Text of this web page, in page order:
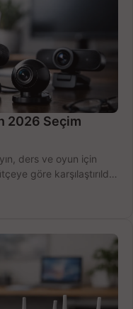
2026 Seçim
ders ve oyun için
göre karşılaştırıldı.